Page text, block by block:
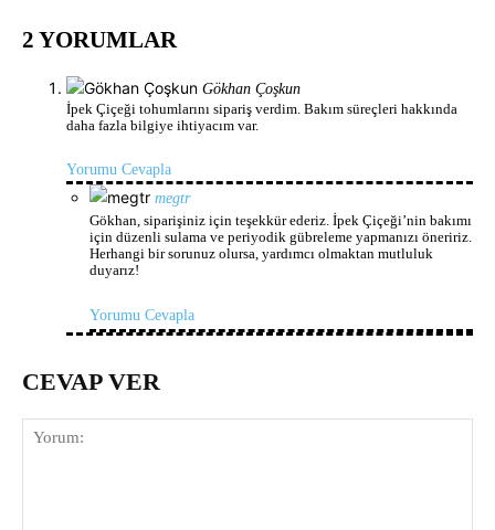
2 YORUMLAR
Gökhan Çoşkun
İpek Çiçeği tohumlarını sipariş verdim. Bakım süreçleri hakkında
daha fazla bilgiye ihtiyacım var.
Yorumu Cevapla
megtr
Gökhan, siparişiniz için teşekkür ederiz. İpek Çiçeği’nin bakımı
için düzenli sulama ve periyodik gübreleme yapmanızı öneririz.
Herhangi bir sorunuz olursa, yardımcı olmaktan mutluluk
duyarız!
Yorumu Cevapla
CEVAP VER